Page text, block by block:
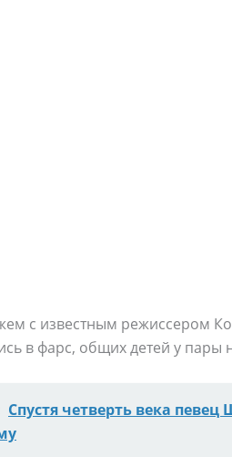
с известным режиссером
в фарс, общих детей у
Спустя четверть века